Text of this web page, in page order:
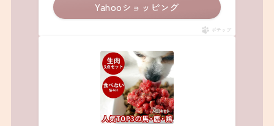
Yahooショッピング
ポチップ